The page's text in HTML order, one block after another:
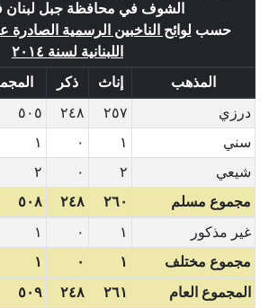
الشوف في محافظة جبل لبنان
حسب لوائح الناخبين الرسمية الصادرة
اللبنانية لسنة ٢٠١٤
المذهب
إناث ذكر
درزي
٢٥٧ ٢٤٨ ٥٠٥
سني ١ ٠ ١
شيعي ٢ ٠ ٢
مجموع مسلم ٢٦٠ ٢٤٨ ٥٠٨
غير مذكور ١ ٠ ١
مجموع مختلف ١ ٠ ١
المجموع العام ٢٦١ ٢٤٨ ٥٠٩